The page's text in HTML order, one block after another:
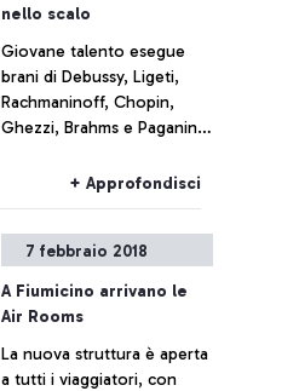
nello scalo
Giovane talento esegue
brani di Debussy, Ligeti,
Rachmaninoff, Chopin,
Ghezzi, Brahms e Paganini.
+ Approfondisci
7 febbraio 2018
A Fiumicino arrivano le
Air Rooms
La nuova struttura è aperta
a tutti i viaggiatori, con